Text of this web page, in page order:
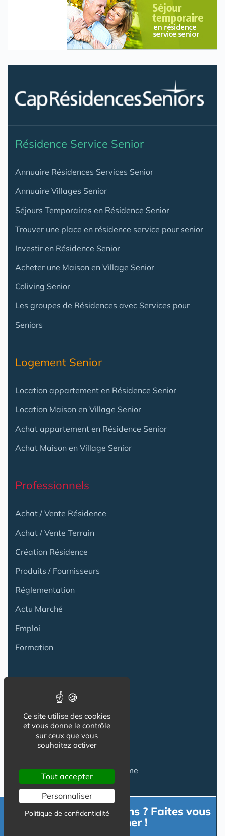
Résidence Service Senior
Annuaire Résidences Services Senior
Annuaire Villages Senior
Séjours Temporaires en Résidence Senior
Trouver une place en résidence service pour senior
Investir en Résidence Senior
Acheter une Maison en Village Senior
Coliving Senior
Les groupes de Résidences avec Services pour
Seniors
Logement Senior
Location appartement en Résidence Senior
Location Maison en Village Senior
Achat appartement en Résidence Senior
Achat Maison en Village Senior
Professionnels
Achat / Vente Résidence
Achat / Vente Terrain
Création Résidence
Produits / Fournisseurs
Réglementation
Actu Marché
Emploi
Formation
Habitat Groupé Senior
Habitat Partagé
Béguinage
Papy Loft
Habitat Intelligent - Smart Home
Habitat coopératif
Habitat intergénérationnel
Besoin d'informations ? Faites vous
accompagner !
Ce site utilise des cookies
et vous donne le contrôle
sur ceux que vous
souhaitez activer
Tout accepter
Personnaliser
Politique de confidentialité